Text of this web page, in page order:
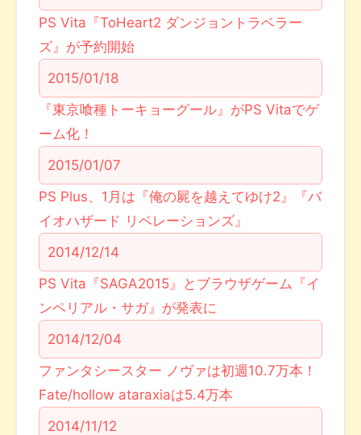
PS Vita『ToHeart2 ダンジョントラベラー
ズ』が予約開始
2015/01/18
『東京喰種トーキョーグール』がPS Vitaでゲ
ーム化！
2015/01/07
PS Plus、1月は『俺の屍を越えてゆけ2』『バ
イオハザード リベレーションズ』
2014/12/14
PS Vita『SAGA2015』とブラウザゲーム『イ
ンペリアル・サガ』が発表に
2014/12/04
ファンタシースター ノヴァは初週10.7万本！
Fate/hollow ataraxiaは5.4万本
2014/11/12